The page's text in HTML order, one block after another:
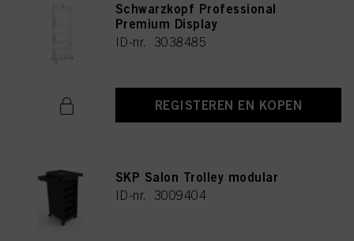
Schwarzkopf Professional
Premium Display
ID-nr. 3038485
REGISTEREN EN KOPEN
SKP Salon Trolley modular
ID-nr. 3009404